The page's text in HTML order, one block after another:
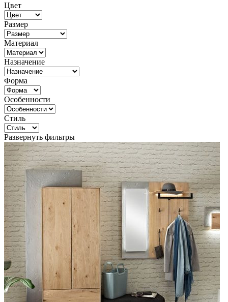
Цвет
Размер
Материал
Назначение
Форма
Особенности
Стиль
Развернуть фильтры